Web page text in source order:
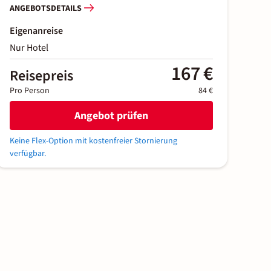
ANGEBOTSDETAILS
Eigenanreise
Nur Hotel
Reisepreis 167 €
Pro Person 84 €
Angebot prüfen
Keine Flex-Option mit kostenfreier Stornierung
verfügbar.